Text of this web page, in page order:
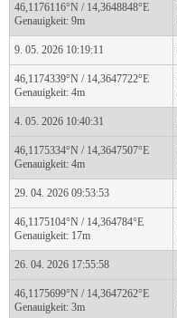
46,1176116°N / 14,3648848°E
Genauigkeit: 9m
9. 05. 2026 10:19:11
46,1174339°N / 14,3647722°E
Genauigkeit: 4m
4. 05. 2026 10:40:31
46,1175334°N / 14,3647507°E
Genauigkeit: 4m
29. 04. 2026 09:53:53
46,1175104°N / 14,364784°E
Genauigkeit: 17m
26. 04. 2026 17:55:58
46,1175699°N / 14,3647262°E
Genauigkeit: 3m